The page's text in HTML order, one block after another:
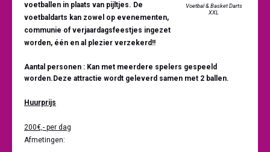
Voetbal & Basket Darts
XXL
voetballen in plaats van pijltjes. De
voetbaldarts kan zowel op evenementen,
communie of verjaardagsfeestjes ingezet
worden, één en al plezier verzekerd!!
Aantal personen : Kan met meerdere spelers gespeeld
worden.Deze attractie wordt geleverd samen met 2 ballen.
Huurprijs
200€,- per dag
Afmetingen: